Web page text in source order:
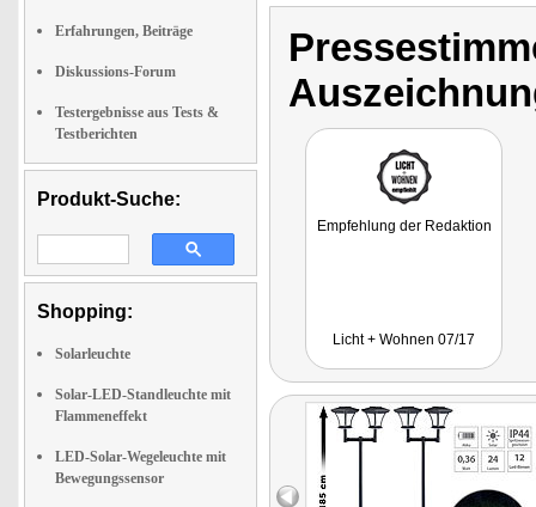
Erfahrungen, Beiträge
Diskussions-Forum
Testergebnisse aus Tests &
Testberichten
Produkt-Suche:
Shopping:
Solarleuchte
Solar-LED-Standleuchte mit
Flammeneffekt
LED-Solar-Wegeleuchte mit
Bewegungssensor
Empfehlung der Redaktion
Licht + Wohnen 07/17